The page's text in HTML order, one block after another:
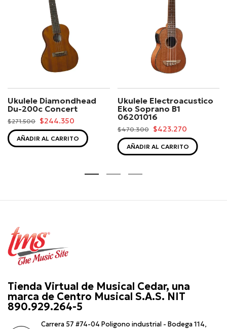
Ukulele Diamondhead
Du-200c Concert
$271.500 $244.350
AÑADIR AL CARRITO
Ukulele Electroacustico
Eko Soprano B1
06201016
$470.300 $423.270
AÑADIR AL CARRITO
Tienda Virtual de Musical Cedar, una
marca de Centro Musical S.A.S. NIT
890.929.264-5
Carrera 57 #74-04 Poligono industrial - Bodega 114,